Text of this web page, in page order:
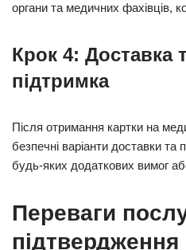
органи та медичних фахівців,
Крок 4: Доставка
підтримка
Після отримання картки на
безпечні варіанти доставки та
будь-яких додаткових вимог
Переваги